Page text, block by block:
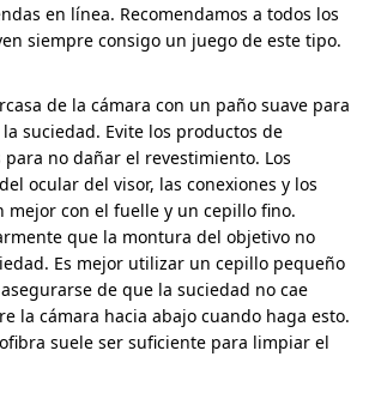
en línea. Recomendamos a todos los
siempre consigo un juego de este tipo.
de la cámara con un paño suave para
suciedad. Evite los productos de
no dañar el revestimiento. Los
ocular del visor, las conexiones y los
mejor con el fuelle y un cepillo fino.
que la montura del objetivo no
Es mejor utilizar un cepillo pequeño
de que la suciedad no cae
la cámara hacia abajo cuando haga esto.
suele ser suficiente para limpiar el